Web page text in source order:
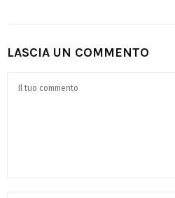
LASCIA UN COMMENTO